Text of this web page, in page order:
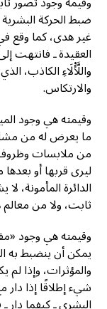
ضبط الحركة
غير هدى، كما وقع
العقيدة ـ فانتهت
واللَّأْلَاءِ الكاذب،
والارتكاس.
وقيمته هي وجود
ما يعرض له من
من ملابسات وظروف
ليرى قربها أو
الدائرة المأمونة،
ثابت، ولا من
وقيمته هي وجود
يمكن أن ينضبط به
والمؤثرات، وإذا
شيء إطلاقًا إذا دار